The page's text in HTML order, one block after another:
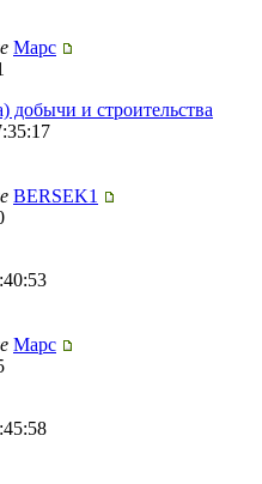
Mapc
добычи и строительства
BERSEK1
Mapc